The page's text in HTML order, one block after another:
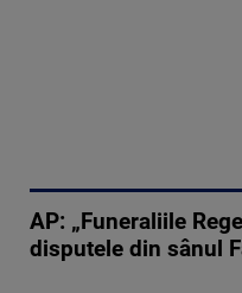
AP: „Funeraliile
disputele din sânul